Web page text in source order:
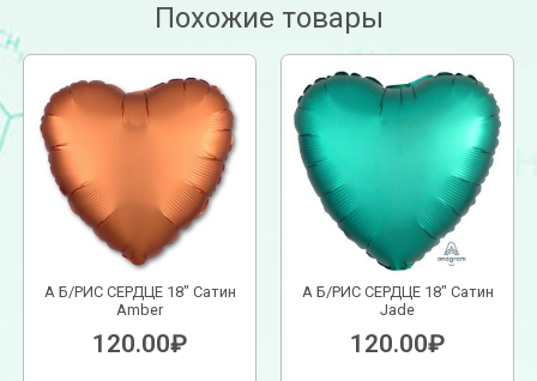
Похожие товары
А Б/РИС СЕРДЦЕ 18″ Сатин
Amber
120.00₽
А Б/РИС СЕРДЦЕ 18″ Сатин
Jade
120.00₽